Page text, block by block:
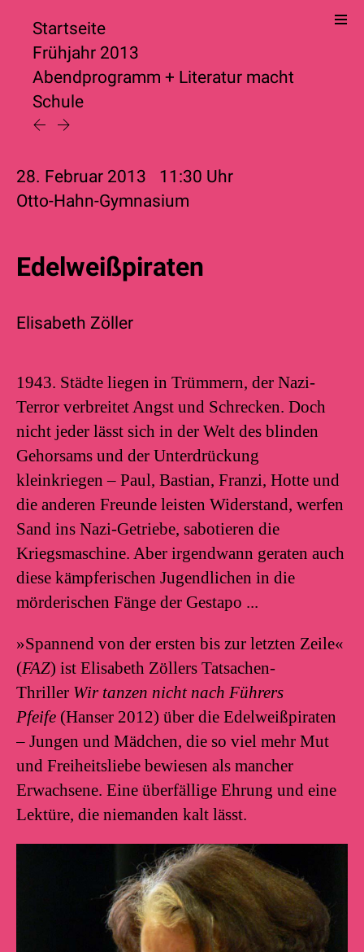
Startseite
Frühjahr 2013
Abendprogramm + Literatur macht
Schule
28. Februar 2013 11:30 Uhr
Otto-Hahn-Gymnasium
Edelweißpiraten
Elisabeth Zöller
1943. Städte liegen in Trümmern, der Nazi-
Terror verbreitet Angst und Schrecken. Doch
nicht jeder lässt sich in der Welt des blinden
Gehorsams und der Unterdrückung
kleinkriegen – Paul, Bastian, Franzi, Hotte und
die anderen Freunde leisten Widerstand, werfen
Sand ins Nazi-Getriebe, sabotieren die
Kriegsmaschine. Aber irgendwann geraten auch
diese kämpferischen Jugendlichen in die
mörderischen Fänge der Gestapo ...
»Spannend von der ersten bis zur letzten Zeile«
(FAZ) ist Elisabeth Zöllers Tatsachen-
Thriller Wir tanzen nicht nach Führers
Pfeife (Hanser 2012) über die Edelweißpiraten
– Jungen und Mädchen, die so viel mehr Mut
und Freiheitsliebe bewiesen als mancher
Erwachsene. Eine überfällige Ehrung und eine
Lektüre, die niemanden kalt lässt.